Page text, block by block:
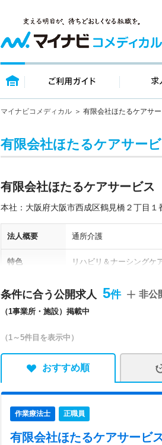
トップページ ご利用ガイ
マイナビコメディカル 有限会社ほたるケアサ
有限会社ほたるケアサー
有限会社ほたるケアサービス
本社：大阪府大阪市西成区鶴見橋２丁目１
法人概要 通所介護
特色
リハビリ＆ナーシングケ
条件に合う公開求人 5
（1事業所・施設）掲載中
非公
（1～5件目を表示中）
おすすめ順
作業療法士 正職員
有限会社ほたるケアサービ